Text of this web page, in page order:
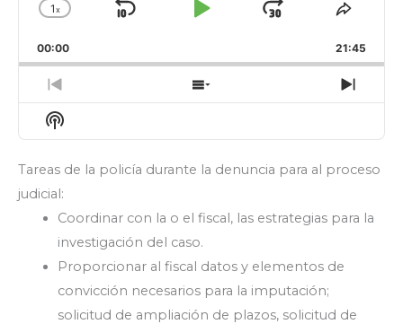
Cambiar
velocidad
de
reproducción
1x
Saltar
atrás
Reproducir
Pausar
Avanzar
00:00 21:45
Episodio
anterior
Mostrar
la
de
episodios
Mostrar
La
Del
Pódcast
Tareas de la policía durante la denuncia para al proceso
judicial:
Coordinar con la o el fiscal, las estrategias para la
investigación del caso.
Proporcionar al fiscal datos y elementos de
convicción necesarios para la imputación;
solicitud de ampliación de plazos, solicitud de